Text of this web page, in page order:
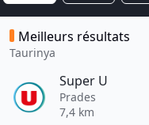
Meilleurs résultats
Taurinya
Super U
Prades
7,4 km